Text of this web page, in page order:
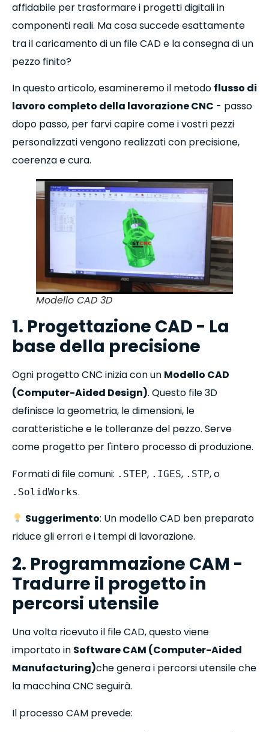
affidabile per trasformare i progetti digitali in
componenti reali. Ma cosa succede esattamente
tra il caricamento di un file CAD e la consegna di un
pezzo finito?
In questo articolo, esamineremo il metodo flusso di
lavoro completo della lavorazione CNC - passo
dopo passo, per farvi capire come i vostri pezzi
personalizzati vengono realizzati con precisione,
coerenza e cura.
Modello CAD 3D
1. Progettazione CAD - La
base della precisione
Ogni progetto CNC inizia con un Modello CAD
(Computer-Aided Design). Questo file 3D
definisce la geometria, le dimensioni, le
caratteristiche e le tolleranze del pezzo. Serve
come progetto per l'intero processo di produzione.
Formati di file comuni: .STEP, .IGES, .STP, o
.SolidWorks.
Suggerimento: Un modello CAD ben preparato
riduce gli errori e i tempi di lavorazione.
2. Programmazione CAM -
Tradurre il progetto in
percorsi utensile
Una volta ricevuto il file CAD, questo viene
importato in Software CAM (Computer-Aided
Manufacturing)che genera i percorsi utensile che
la macchina CNC seguirà.
Il processo CAM prevede: